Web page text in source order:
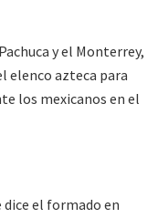
y el Monterrey,
elenco azteca para
los mexicanos en el
dice el formado en